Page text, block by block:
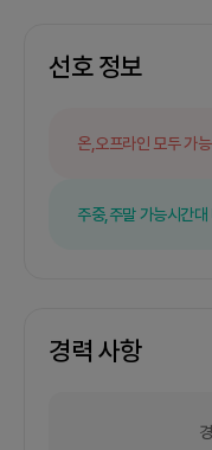
선호 정보
온,오프라인 모두 가능
주중,주말 가능시간대
경력 사항